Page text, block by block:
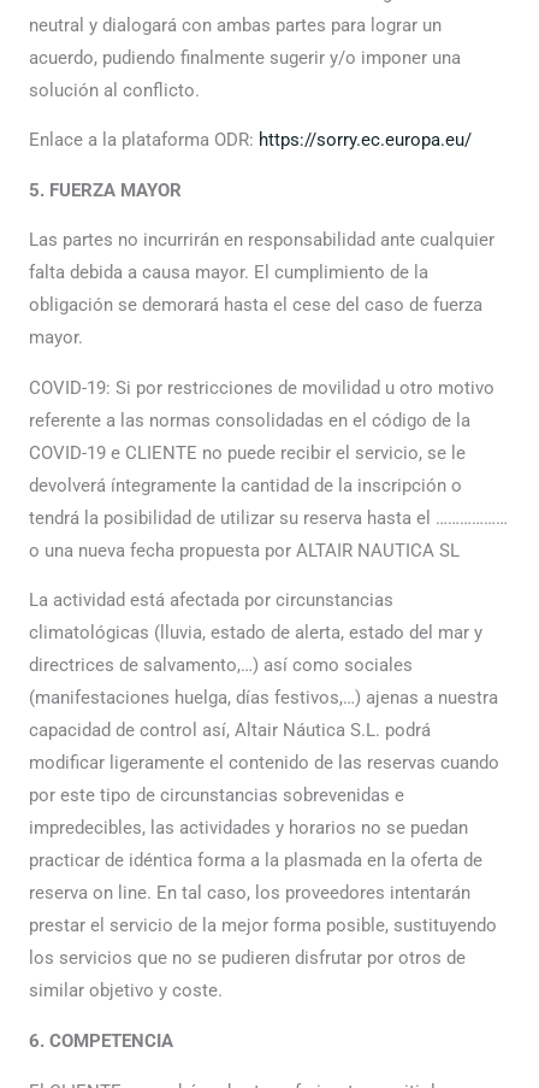
neutral y dialogará con ambas partes para lograr un
acuerdo, pudiendo finalmente sugerir y/o imponer una
solución al conflicto.
Enlace a la plataforma ODR: https://sorry.ec.europa.eu/
5. FUERZA MAYOR
Las partes no incurrirán en responsabilidad ante cualquier
falta debida a causa mayor. El cumplimiento de la
obligación se demorará hasta el cese del caso de fuerza
mayor.
COVID-19: Si por restricciones de movilidad u otro motivo
referente a las normas consolidadas en el código de la
COVID-19 e CLIENTE no puede recibir el servicio, se le
devolverá íntegramente la cantidad de la inscripción o
tendrá la posibilidad de utilizar su reserva hasta el ………………
o una nueva fecha propuesta por ALTAIR NAUTICA SL
La actividad está afectada por circunstancias
climatológicas (lluvia, estado de alerta, estado del mar y
directrices de salvamento,…) así como sociales
(manifestaciones huelga, días festivos,…) ajenas a nuestra
capacidad de control así, Altair Náutica S.L. podrá
modificar ligeramente el contenido de las reservas cuando
por este tipo de circunstancias sobrevenidas e
impredecibles, las actividades y horarios no se puedan
practicar de idéntica forma a la plasmada en la oferta de
reserva on line. En tal caso, los proveedores intentarán
prestar el servicio de la mejor forma posible, sustituyendo
los servicios que no se pudieren disfrutar por otros de
similar objetivo y coste.
6. COMPETENCIA